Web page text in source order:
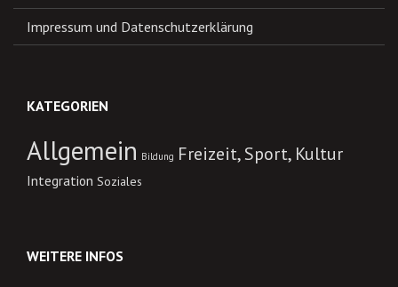
Impressum und Datenschutzerklärung
KATEGORIEN
Allgemein Bildung Freizeit, Sport, Kultur
Integration Soziales
WEITERE INFOS